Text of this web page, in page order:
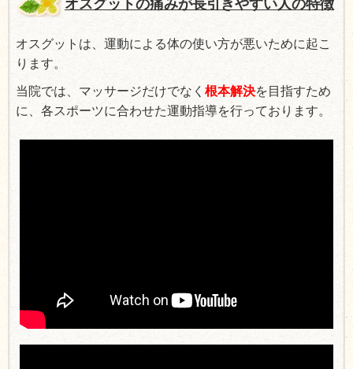
オスグットの痛みが長引きやすい人の特徴
オスグットは、運動による体の使い方が悪いために起こ
ります。
当院では、マッサージだけでなく 根本解決を目指すため
に、各スポーツに合わせた運動指導を行っております。